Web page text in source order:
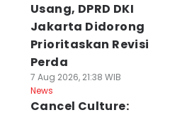
Usang, DPRD DKI
Jakarta Didorong
Prioritaskan Revisi
Perda
7 Aug 2026, 21:38 WIB
News
Cancel Culture: